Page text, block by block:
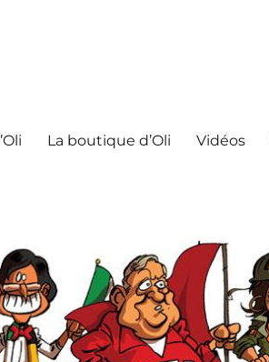
La boutique d’Oli Vidéos